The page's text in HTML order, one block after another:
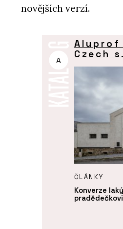
novějších verzí.
A
Aluprof
Czech
ČLÁNKY
Konverze
pradědečkovi